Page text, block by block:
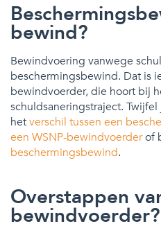
bewind?
Bewindvoering vanwege
beschermingsbewind. Dat is
bewindvoerder, die hoort bij
schuldsaneringstraject.
hetverschil tussen een
een WSNP-bewindvoerderof
beschermingsbewind.
Overstappen
bewindvoerder?